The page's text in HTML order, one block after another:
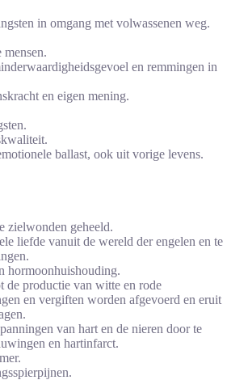
in omgang met volwassenen weg.
mensen.
en remmingen in
en eigen mening.
ballast, ook uit vorige levens.
zielwonden geheeld.
liefde vanuit de wereld der engelen en te
hormoonhuishouding.
de productie van witte en rode
en vergiften worden afgevoerd en eruit
van hart en de nieren door te
en hartinfarct.